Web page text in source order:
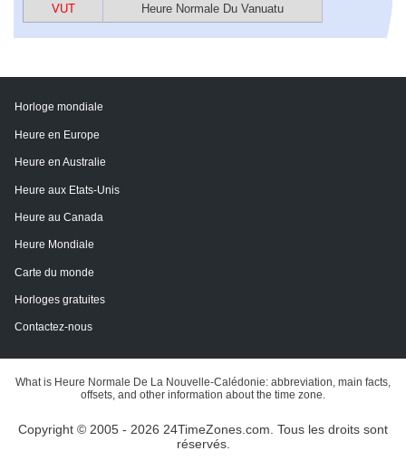
VUT
Heure Normale Du Vanuatu
Horloge mondiale
Heure en Europe
Heure en Australie
Heure aux Etats-Unis
Heure au Canada
Heure Mondiale
Carte du monde
Horloges gratuites
Contactez-nous
What is Heure Normale De La Nouvelle-Calédonie: abbreviation, main facts,
offsets, and other information about the time zone.
Copyright © 2005 - 2026 24TimeZones.com. Tous les droits sont
réservés.